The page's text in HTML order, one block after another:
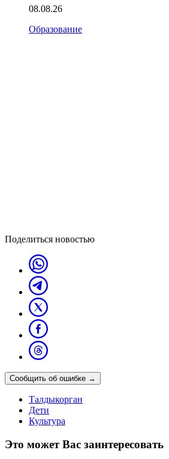
08.08.26
Образование
Поделиться новостью
Сообщить об ошибке →
Талдыкорган
Дети
Культура
Это может Вас заинтересовать